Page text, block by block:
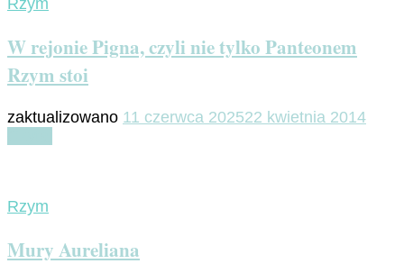
Rzym
W rejonie Pigna, czyli nie tylko Panteonem
Rzym stoi
zaktualizowano 11 czerwca 202522 kwietnia 2014
Rzym
Mury Aureliana